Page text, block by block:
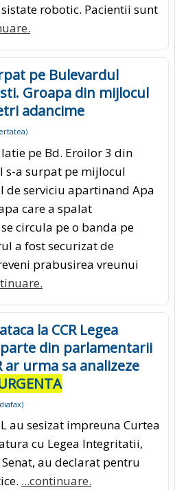
robotic. Pacientii sunt
pe Bulevardul
Groapa din mijlocul
adancime
)
pe Bd. Eroilor 3 din
s-a surpat pe mijlocul
de serviciu apartinand Apa
care a spalat
circula pe o banda pe
a fost securizat de
prabusirea vreunui
la CCR Legea
din parlamentarii
ar urma sa analizeze
)
au sesizat impreuna Curtea
cu Legea Integritatii,
au declarat pentru
...continuare.